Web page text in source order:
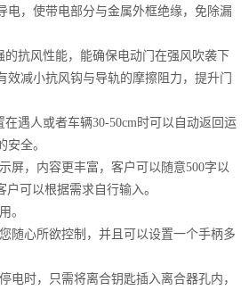
电，使带电部分与金属外框绝缘，免除漏
抗风性能，能确保电动门在强风吹袭下
减小抗风钩与导轨的摩擦阻力，提升门
遇人或者车辆30-50cm时可以自动返回运
全。
屏，内容更丰富，客户可以随意500字以
可以根据需求自行输入。
。
随心所欲控制，并且可以设置一个手柄多
电时，只需将离合钥匙插入离合器孔内，